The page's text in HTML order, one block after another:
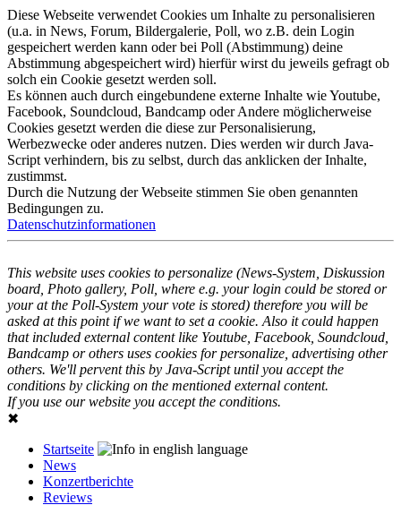
Diese Webseite verwendet Cookies um Inhalte zu personalisieren
(u.a. in News, Forum, Bildergalerie, Poll, wo z.B. dein Login
gespeichert werden kann oder bei Poll (Abstimmung) deine
Abstimmung abgespeichert wird) hierfür wirst du jeweils gefragt ob
solch ein Cookie gesetzt werden soll.
Es können auch durch eingebundene externe Inhalte wie Youtube,
Facebook, Soundcloud, Bandcamp oder Andere möglicherweise
Cookies gesetzt werden die diese zur Personalisierung,
Werbezwecke oder anderes nutzen. Dies werden wir durch Java-
Script verhindern, bis zu selbst, durch das anklicken der Inhalte,
zustimmst.
Durch die Nutzung der Webseite stimmen Sie oben genannten
Bedingungen zu.
Datenschutzinformationen
This website uses cookies to personalize (News-System, Diskussion
board, Photo gallery, Poll, where e.g. your login could be stored or
your at the Poll-System your vote is stored) therefore you will be
asked at this point if we want to set a cookie. Also it could happen
that included external content like Youtube, Facebook, Soundcloud,
Bandcamp or others uses cookies for personalize, advertising other
others. We'll pervent this by Java-Script until you accept the
conditions by clicking on the mentioned external content.
If you use our website you accept the conditions.
✖
Startseite
News
Konzertberichte
Reviews